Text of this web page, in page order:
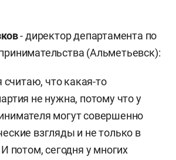
- директор департамента по
(Альметьевск):
считаю, что какая-то
не нужна, потому что у
могут совершенно
взгляды и не только в
потом, сегодня у многих